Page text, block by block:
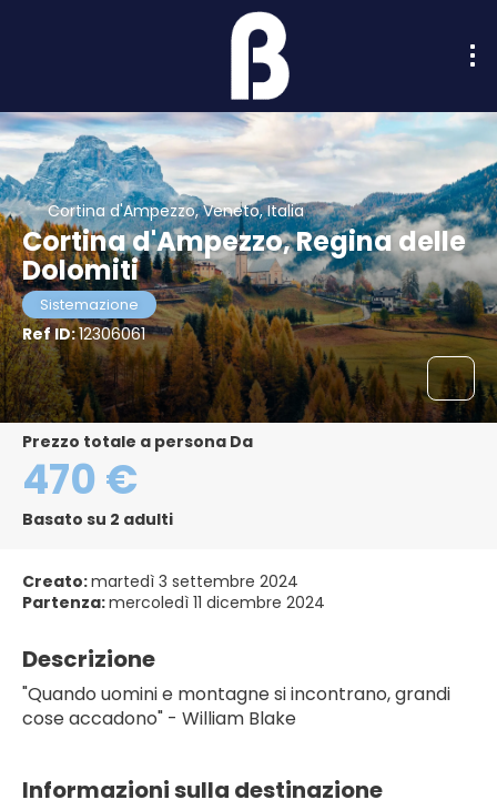
Cortina d'Ampezzo, Veneto, Italia
Cortina d'Ampezzo, Regina delle
Dolomiti
Sistemazione
Ref ID:12306061
Prezzo totale a persona Da
470 €
Basato su 2 adulti
Creato:martedì 3 settembre 2024
Partenza:mercoledì 11 dicembre 2024
Descrizione
"Quando uomini e montagne si incontrano, grandi
cose accadono" - William Blake
Informazioni sulla destinazione